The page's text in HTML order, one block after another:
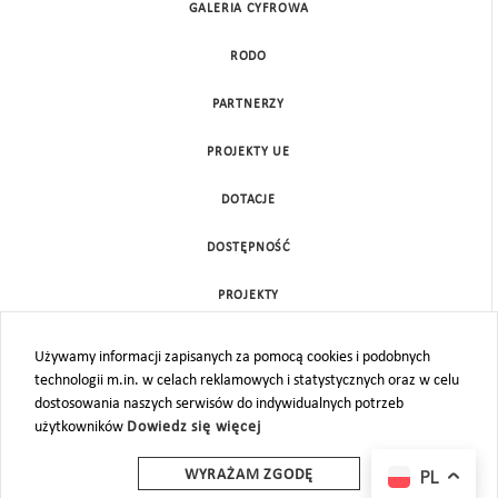
Używamy informacji zapisanych za pomocą cookies i podobnych
technologii m.in. w celach reklamowych i statystycznych oraz w celu
dostosowania naszych serwisów do indywidualnych potrzeb
użytkowników Dowiedz się więcej
WYRAŻAM ZGODĘ
GALERIA CYFROWA
RODO
PARTNERZY
PROJEKTY UE
DOTACJE
DOSTĘPNOŚĆ
PROJEKTY
MAPA STRONY
PL